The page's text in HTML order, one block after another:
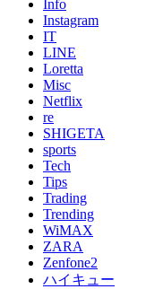
Info
Instagram
IT
LINE
Loretta
Misc
Netflix
re
SHIGETA
sports
Tech
Tips
Trading
Trending
WiMAX
ZARA
Zenfone2
ハイキュー